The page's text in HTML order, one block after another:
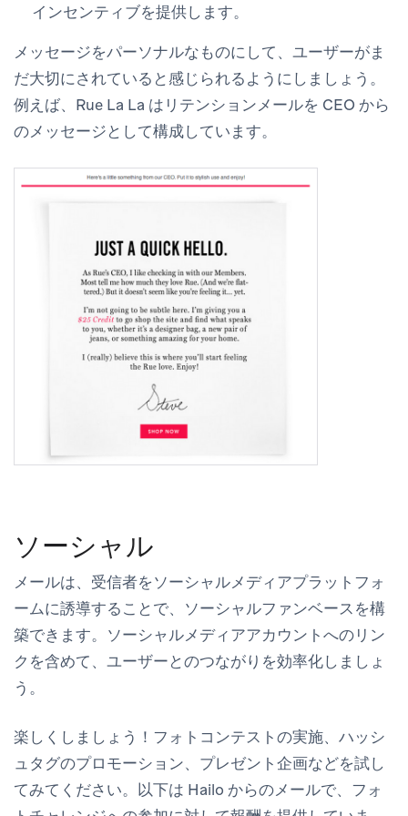
インセンティブを提供します。
メッセージをパーソナルなものにして、ユーザーがま
だ大切にされていると感じられるようにしましょう。
例えば、Rue La La はリテンションメールを CEO から
のメッセージとして構成しています。
ソーシャル
メールは、受信者をソーシャルメディアプラットフォ
ームに誘導することで、ソーシャルファンベースを構
築できます。ソーシャルメディアアカウントへのリン
クを含めて、ユーザーとのつながりを効率化しましょ
う。
楽しくしましょう！フォトコンテストの実施、ハッシ
ュタグのプロモーション、プレゼント企画などを試し
てみてください。以下は Hailo からのメールで、フォ